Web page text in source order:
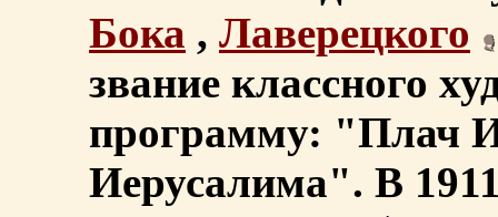
Бока , Лаверецкого
звание классного
программу: "Плач
Иерусалима". В